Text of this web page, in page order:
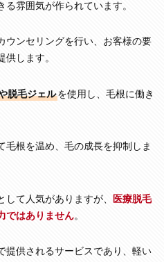
雰囲気が作られています。
ウンセリングを行い、お客様の要
します。
脱毛ジェル を使用し、毛根に働き
毛根を温め、毛の成長を抑制しま
て人気がありますが、
医療脱毛
ではありません。
提供されるサービスであり、軽い